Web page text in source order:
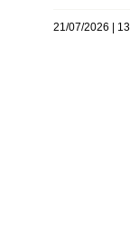
21/07/2026 |